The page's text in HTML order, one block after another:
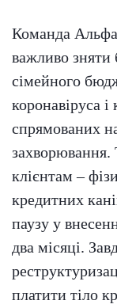
Команда
важливо зняти
сімейного
коронавіруса і
спрямованих
захворювання.
клієнтам –
кредитних
паузу у
два місяці.
платити тіло